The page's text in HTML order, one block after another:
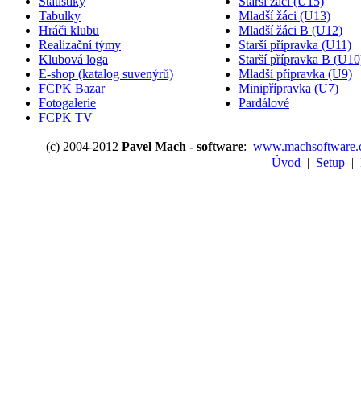
Tabulky
Hráči klubu
Realizační týmy
Klubová loga
E-shop (katalog suvenýrů)
FCPK Bazar
Fotogalerie
FCPK TV
Mladší žáci (U13)
Mladší žáci B (U12)
Starší přípravka (U11)
Starší přípravka B
Mladší přípravka (U9)
Minipřípravka (U7)
Pardálové
(c) 2004-2012Pavel Mach - software:
Úvod | Setup |